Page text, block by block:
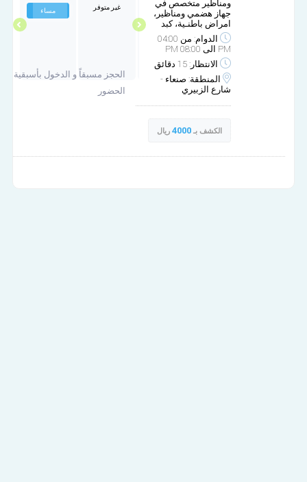
ومناظير متخصص في
جهاز هضمي ومناظير،
امراض باطنـية، كبد
الدوام: من 04:00
PM الى 08:00 PM
الانتظار: 15 دقائق
المنطقة: صنعاء -
شارع الزبيري
الكشف بـ4000 ريال
مساء غير متوفر غير متوفر مساء
الحجز مسبقاً و الدخول بأسبقية
الحضور